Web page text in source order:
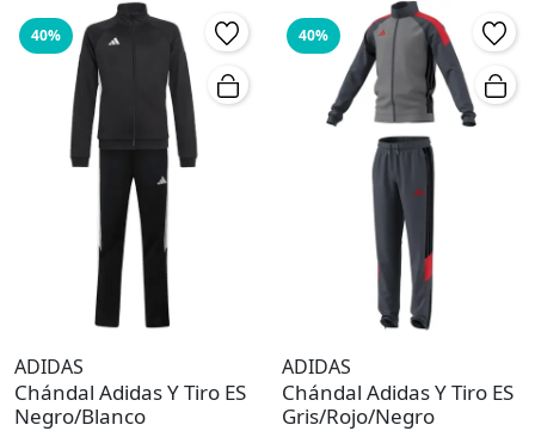
40%
ADIDAS
Chándal Adidas Y Tiro ES
Negro/Blanco
40%
ADIDAS
Chándal Adidas Y Tiro ES
Gris/Rojo/Negro